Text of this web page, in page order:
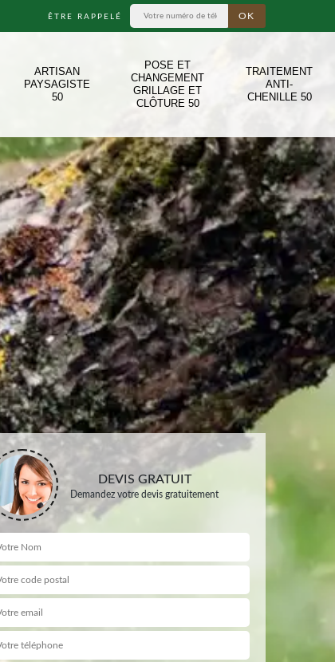
ÊTRE RAPPELÉ
ARTISAN
PAYSAGISTE
50
POSE ET
CHANGEMENT
GRILLAGE ET
CLÔTURE 50
TRAITEMENT
ANTI-
CHENILLE 50
DEVIS GRATUIT
Demandez votre devis gratuitement